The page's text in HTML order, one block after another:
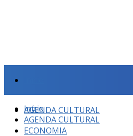
AGENDA CULTURAL
Início
AGENDA CULTURAL
ECONOMIA